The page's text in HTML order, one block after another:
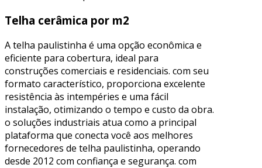
Telha cerâmica por m2
A telha paulistinha é uma opção econômica e
eficiente para cobertura, ideal para
construções comerciais e residenciais. com seu
formato característico, proporciona excelente
resistência às intempéries e uma fácil
instalação, otimizando o tempo e custo da obra.
o soluções industriais atua como a principal
plataforma que conecta você aos melhores
fornecedores de telha paulistinha, operando
desde 2012 com confiança e segurança. com